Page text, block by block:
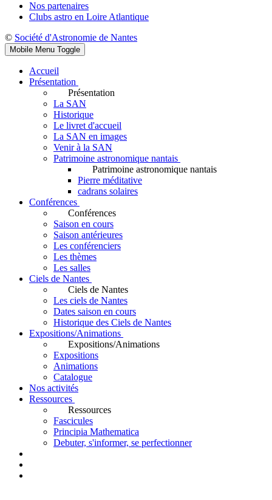
Nos partenaires
Clubs astro en Loire Atlantique
© Société d'Astronomie de Nantes
Mobile Menu Toggle
Accueil
Présentation
Présentation
La SAN
Historique
Le livret d'accueil
La SAN en images
Venir à la SAN
Patrimoine astronomique nantais
Patrimoine astronomique nantais
Pierre méditative
cadrans solaires
Conférences
Conférences
Saison en cours
Saison antérieures
Les conférenciers
Les thèmes
Les salles
Ciels de Nantes
Ciels de Nantes
Les ciels de Nantes
Dates saison en cours
Historique des Ciels de Nantes
Expositions/Animations
Expositions/Animations
Expositions
Animations
Catalogue
Nos activités
Ressources
Ressources
Fascicules
Principia Mathematica
Debuter, s'informer, se perfectionner